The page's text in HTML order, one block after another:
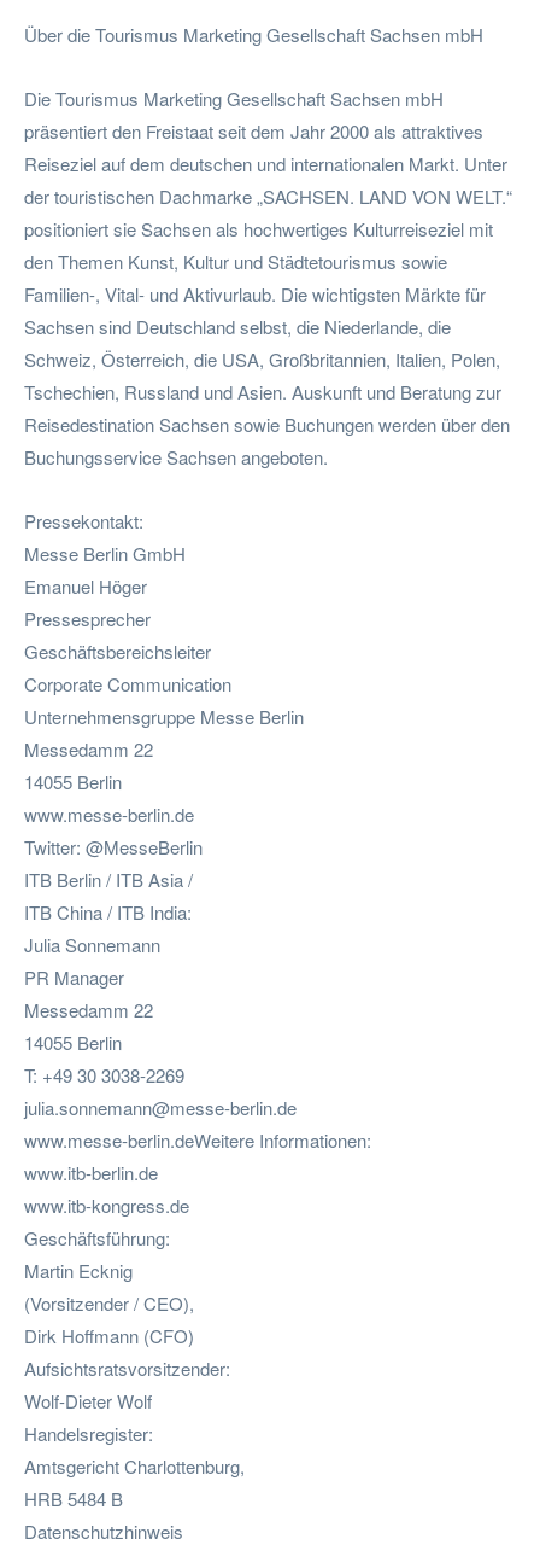
Über die Tourismus Marketing Gesellschaft Sachsen mbH
Die Tourismus Marketing Gesellschaft Sachsen mbH
präsentiert den Freistaat seit dem Jahr 2000 als attraktives
Reiseziel auf dem deutschen und internationalen Markt. Unter
der touristischen Dachmarke „SACHSEN. LAND VON WELT.“
positioniert sie Sachsen als hochwertiges Kulturreiseziel mit
den Themen Kunst, Kultur und Städtetourismus sowie
Familien-, Vital- und Aktivurlaub. Die wichtigsten Märkte für
Sachsen sind Deutschland selbst, die Niederlande, die
Schweiz, Österreich, die USA, Großbritannien, Italien, Polen,
Tschechien, Russland und Asien. Auskunft und Beratung zur
Reisedestination Sachsen sowie Buchungen werden über den
Buchungsservice Sachsen angeboten.
Pressekontakt:
Messe Berlin GmbH
Emanuel Höger
Pressesprecher
Geschäftsbereichsleiter
Corporate Communication
Unternehmensgruppe Messe Berlin
Messedamm 22
14055 Berlin
www.messe-berlin.de
Twitter: @MesseBerlin
ITB Berlin / ITB Asia /
ITB China / ITB India:
Julia Sonnemann
PR Manager
Messedamm 22
14055 Berlin
T: +49 30 3038-2269
julia.sonnemann@messe-berlin.de
www.messe-berlin.deWeitere Informationen:
www.itb-berlin.de
www.itb-kongress.de
Geschäftsführung:
Martin Ecknig
(Vorsitzender / CEO),
Dirk Hoffmann (CFO)
Aufsichtsratsvorsitzender:
Wolf-Dieter Wolf
Handelsregister:
Amtsgericht Charlottenburg,
HRB 5484 B
Datenschutzhinweis